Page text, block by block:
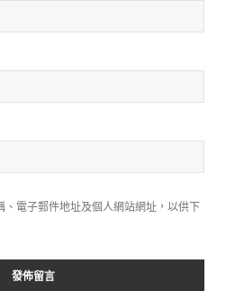
、電子郵件地址及個人網站網址，以供下